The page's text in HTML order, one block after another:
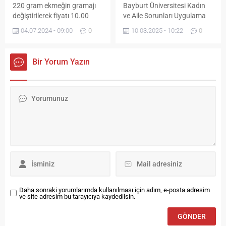
Dursunoğlu’nun yaptığı
program, istiklal marşı,
BAYDER...
220 gram ekmeğin gramajı
değiştirilerek fiyatı 10.00
satılan 220 gram ekmek, 10
zam ile artık 10.00 liradan
satılacak.
04.07.2024 - 09:00 0
Bayburt Üniversitesi Kadın
ve Aile Sorunları Uygulama
(BUKAM), 8 Mart Dünya
10.03.2025 - 10:22 0
Bir Yorum Yazın
Daha sonraki yorumlarımda kullanılması için adım, e-posta adresim
ve site adresim bu tarayıcıya kaydedilsin.